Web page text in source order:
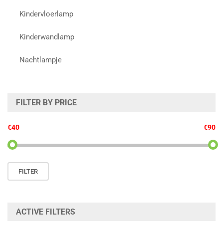
Kindervloerlamp
Kinderwandlamp
Nachtlampje
FILTER BY PRICE
Min.
Max.FILTER
€40 €90
ACTIVE FILTERS